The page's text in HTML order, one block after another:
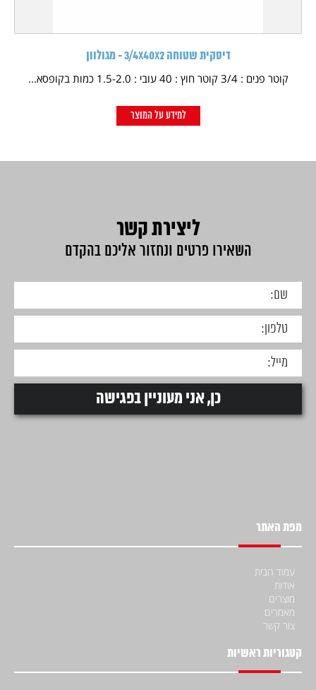
דיסקית שטוחה 3/4X40X2 - מגולוון
קוטר פנים : 3/4 קוטר חוץ : 40 עובי : 1.5-2.0 כמות בקופסא...
למידע על המוצר
ליצירת קשר
השאירו פרטים ונחזור אליכם בהקדם
מפת האתר
עמוד הבית
אודות
מוצרים
מאמרים
צור קשר
קטגוריות ראשיות